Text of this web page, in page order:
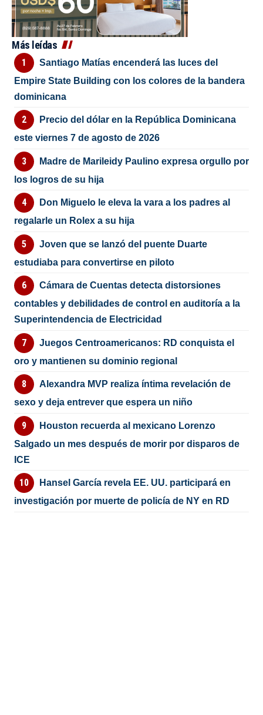
Más leídas
Santiago Matías encenderá las luces del
Empire State Building con los colores de la bandera
dominicana
Precio del dólar en la República Dominicana
este viernes 7 de agosto de 2026
Madre de Marileidy Paulino expresa orgullo por
los logros de su hija
Don Miguelo le eleva la vara a los padres al
regalarle un Rolex a su hija
Joven que se lanzó del puente Duarte
estudiaba para convertirse en piloto
Cámara de Cuentas detecta distorsiones
contables y debilidades de control en auditoría a la
Superintendencia de Electricidad
Juegos Centroamericanos: RD conquista el
oro y mantienen su dominio regional
Alexandra MVP realiza íntima revelación de
sexo y deja entrever que espera un niño
Houston recuerda al mexicano Lorenzo
Salgado un mes después de morir por disparos de
ICE
Hansel García revela EE. UU. participará en
investigación por muerte de policía de NY en RD